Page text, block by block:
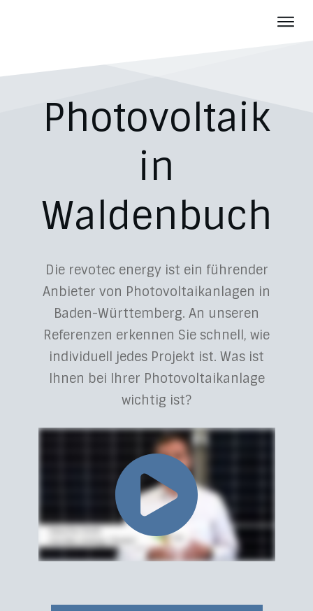
Photovoltaik
in
Waldenbuch
Die revotec energy ist ein führender
Anbieter von Photovoltaikanlagen in
Baden-Württemberg. An unseren
Referenzen erkennen Sie schnell, wie
individuell jedes Projekt ist. Was ist
Ihnen bei Ihrer Photovoltaikanlage
wichtig ist?